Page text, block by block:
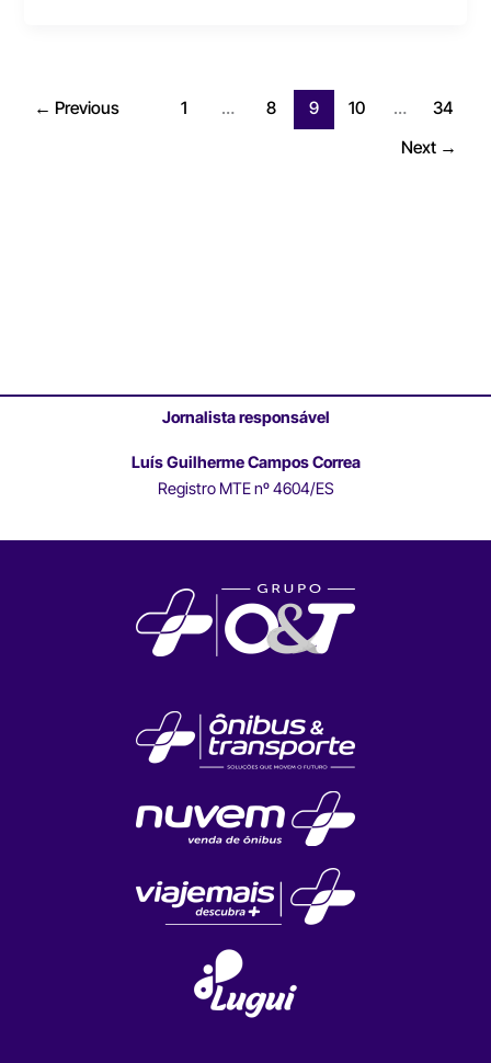
← Previous 1 … 8 9 10 …
34
Next →
Jornalista responsável
Luís Guilherme Campos Correa
Registro MTE nº 4604/ES